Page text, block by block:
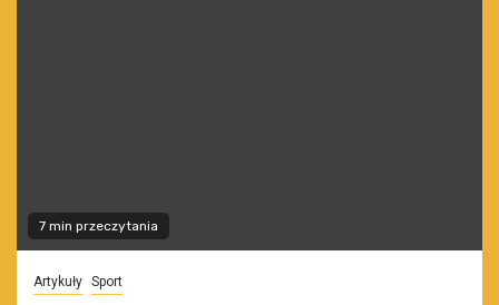
7 min przeczytania
Artykuły Sport